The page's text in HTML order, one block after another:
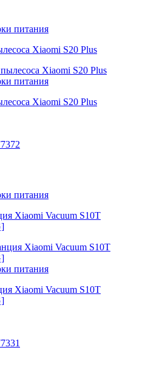
питания
Xiaomi S20 Plus
питания
Xiaomi S20 Plus
питания
Xiaomi Vacuum S10T
питания
Xiaomi Vacuum S10T